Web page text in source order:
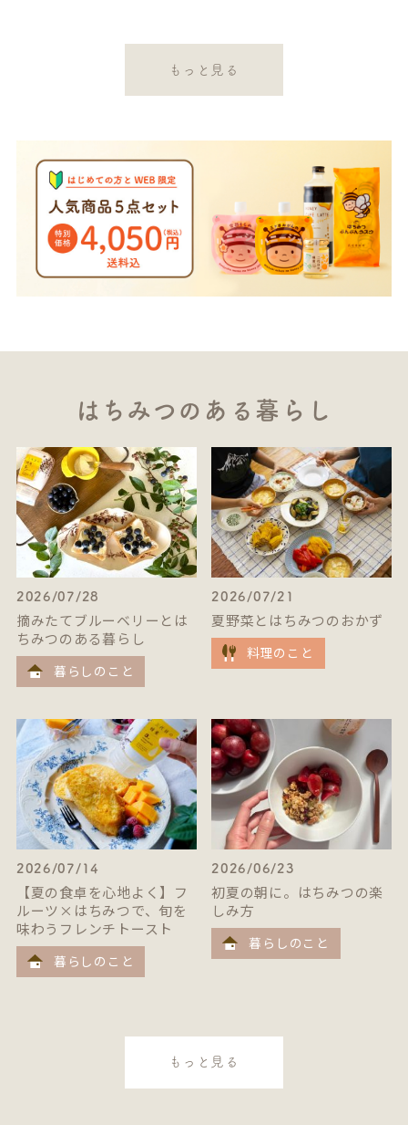
もっと見る
はちみつのある暮らし
2026/07/28
摘みたてブルーベリーとは
ちみつのある暮らし
暮らしのこと
2026/07/21
夏野菜とはちみつのおかず
料理のこと
2026/07/14
【夏の食卓を心地よく】フ
ルーツ×はちみつで、旬を
味わうフレンチトースト
暮らしのこと
2026/06/23
初夏の朝に。はちみつの楽
しみ方
暮らしのこと
もっと見る